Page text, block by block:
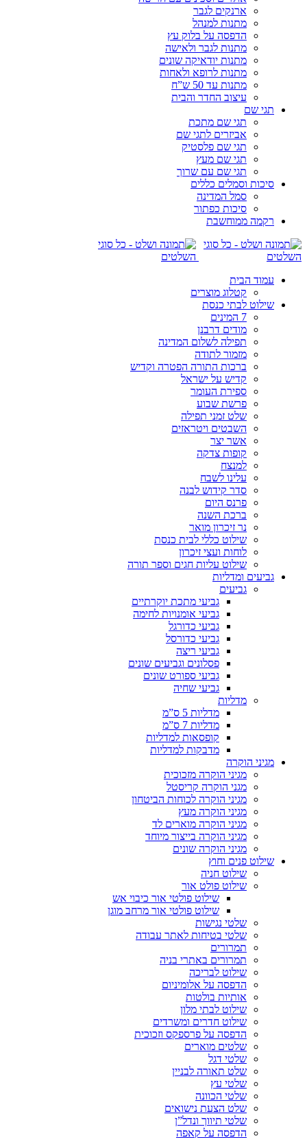
ארנקים לגבר
מתנות למנהל
הדפסה על בלוק עץ
מתנות לגבר ולאישה
מתנות יודאיקה שונים
מתנות לרופא ולאחות
מתנות עד 50 ש”ח
עיצוב החדר והבית
תגי שם
תגי שם מתכת
אביזרים לתגי שם
תגי שם פלסטיק
תגי שם מעץ
תגי שם עם שרוך
סיכות וסמלים כללים
סמל המדינה
סיכות כפתור
רקמה ממוחשבת
עמוד הבית
קטלוג מוצרים
שילוט לבתי כנסת
7 המינים
מודים דרבנן
תפילה לשלום המדינה
מזמור לתודה
ברכות התורה הפטרה וקדיש
קדיש על ישראל
ספירת העומר
פרשת שבוע
שלט זמני תפילה
השבטים ויטראזים
אשר יצר
קופות צדקה
למנצח
עלינו לשבח
סדר קידוש לבנה
פרנס היום
ברכת השנה
נר זיכרון מואר
שילוט כללי לבית כנסת
לוחות ועצי זיכרון
שילוט עליות חגים וספר תורה
גביעים ומדליות
גביעים
גביעי מתכת יוקרתיים
גביעי אומנויות לחימה
גביעי כדורגל
גביעי כדורסל
גביעי ריצה
פסלונים וגביעים שונים
גביעי ספורט שונים
גביעי שחיה
מדליות
מדליות 5 ס”מ
מדליות 7 ס”מ
קופסאות למדליות
מדבקות למדליות
מגיני הוקרה
מגיני הוקרה מזכוכית
מגני הוקרה קריסטל
מגיני הוקרה לכוחות הביטחון
מגיני הוקרה מעץ
מגיני הוקרה מוארים לד
מגיני הוקרה בייצור מיוחד
מגיני הוקרה שונים
שילוט פנים וחוץ
שילוט חניה
שילוט פולט אור
שילוט פולטי אור כיבוי אש
שילוט פולטי אור מרחב מוגן
שלטי נגישות
שלטי בטיחות לאתר עבודה
תמרורים
תמרורים באתרי בניה
שילוט לבריכה
הדפסה על אלומיניום
אותיות בולטות
שילוט לבתי מלון
שילוט חדרים ומשרדים
הדפסה על פרספקס וזכוכית
שלטים מוארים
שלטי דגל
שלט תאורה לבניין
שלטי עץ
שלטי הכוונה
שלט הצעת נישואים
שלטי תיווך ונדל”ן
הדפסה על קאפה